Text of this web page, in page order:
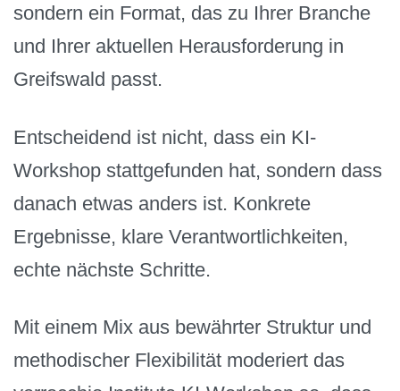
sondern ein Format, das zu Ihrer Branche
und Ihrer aktuellen Herausforderung in
Greifswald passt.
Entscheidend ist nicht, dass ein KI-
Workshop stattgefunden hat, sondern dass
danach etwas anders ist. Konkrete
Ergebnisse, klare Verantwortlichkeiten,
echte nächste Schritte.
Mit einem Mix aus bewährter Struktur und
methodischer Flexibilität moderiert das